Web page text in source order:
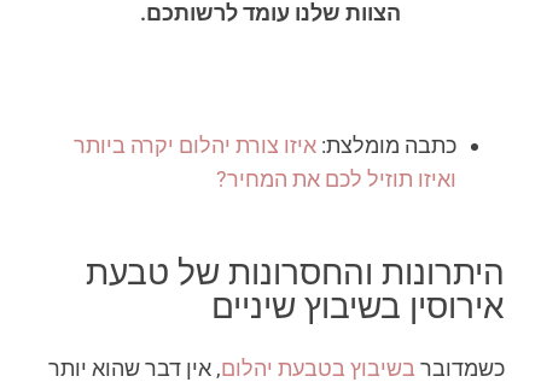
הצוות שלנו עומד לרשותכם.
כתבה מומלצת: איזו צורת יהלום יקרה ביותר
ואיזו תוזיל לכם את המחיר?
היתרונות והחסרונות של טבעת
אירוסין בשיבוץ שיניים
כשמדובר בשיבוץ בטבעת יהלום, אין דבר שהוא יותר